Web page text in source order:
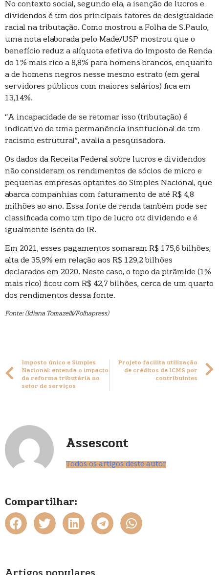
No contexto social, segundo ela, a isenção de lucros e
dividendos é um dos principais fatores de desigualdade
racial na tributação. Como mostrou a Folha de S.Paulo,
uma nota elaborada pelo Made/USP mostrou que o
benefício reduz a alíquota efetiva do Imposto de Renda
do 1% mais rico a 8,8% para homens brancos, enquanto
a de homens negros nesse mesmo estrato (em geral
servidores públicos com maiores salários) fica em
13,14%.
“A incapacidade de se retomar isso (tributação) é
indicativo de uma permanência institucional de um
racismo estrutural”, avalia a pesquisadora.
Os dados da Receita Federal sobre lucros e dividendos
não consideram os rendimentos de sócios de micro e
pequenas empresas optantes do Simples Nacional, que
abarca companhias com faturamento de até R$ 4,8
milhões ao ano. Essa fonte de renda também pode ser
classificada como um tipo de lucro ou dividendo e é
igualmente isenta do IR.
Em 2021, esses pagamentos somaram R$ 175,6 bilhões,
alta de 35,9% em relação aos R$ 129,2 bilhões
declarados em 2020. Neste caso, o topo da pirâmide (1%
mais rico) ficou com R$ 42,7 bilhões, cerca de um quarto
dos rendimentos dessa fonte.
Fonte: (Idiana Tomazelli/Folhapress)
Imposto único e Simples
Nacional: entenda o impacto
da reforma tributária no
setor de serviços
Projeto facilita utilização
de créditos de ICMS por
contribuintes
Assescont
Todos os artigos deste autor
Compartilhar: